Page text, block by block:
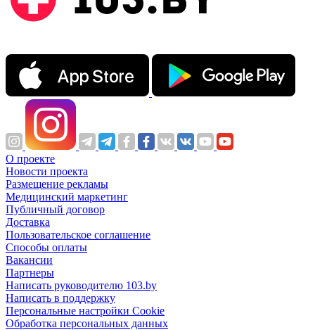
О проекте
Новости проекта
Размещение рекламы
Медицинский маркетинг
Публичный договор
Доставка
Пользовательское соглашение
Способы оплаты
Вакансии
Партнеры
Написать руководителю 103.by
Написать в поддержку
Персональные настройки Cookie
Обработка персональных данных